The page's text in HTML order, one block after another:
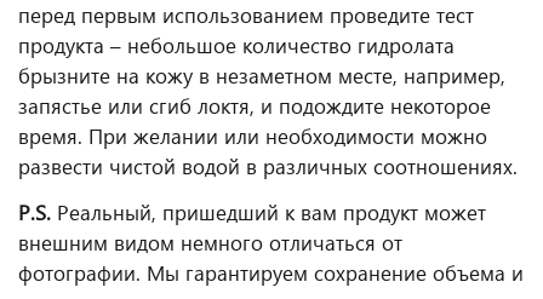
перед первым использованием проведите тест
продукта – небольшое количество гидролата
брызните на кожу в незаметном месте, например,
запястье или сгиб локтя, и подождите некоторое
время. При желании или необходимости можно
развести чистой водой в различных соотношениях.
P.S. Реальный, пришедший к вам продукт может
внешним видом немного отличаться от
фотографии. Мы гарантируем сохранение объема и